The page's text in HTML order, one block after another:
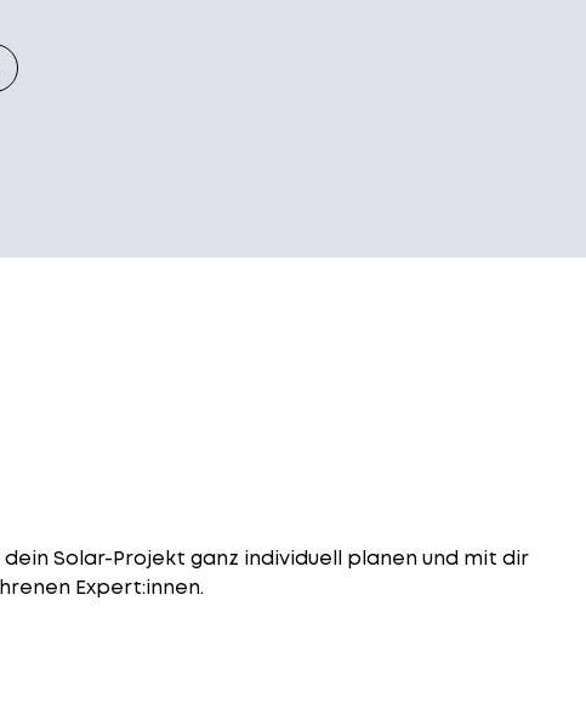
Solar-Projekt ganz individuell planen und mit dir
Expert:innen.